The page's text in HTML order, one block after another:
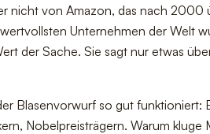
nicht von Amazon, das nach 2000
Unternehmen der Welt
der Sache. Sie sagt nur etwas
Blasenvorwurf so gut funktioniert:
Nobelpreisträgern. Warum kluge